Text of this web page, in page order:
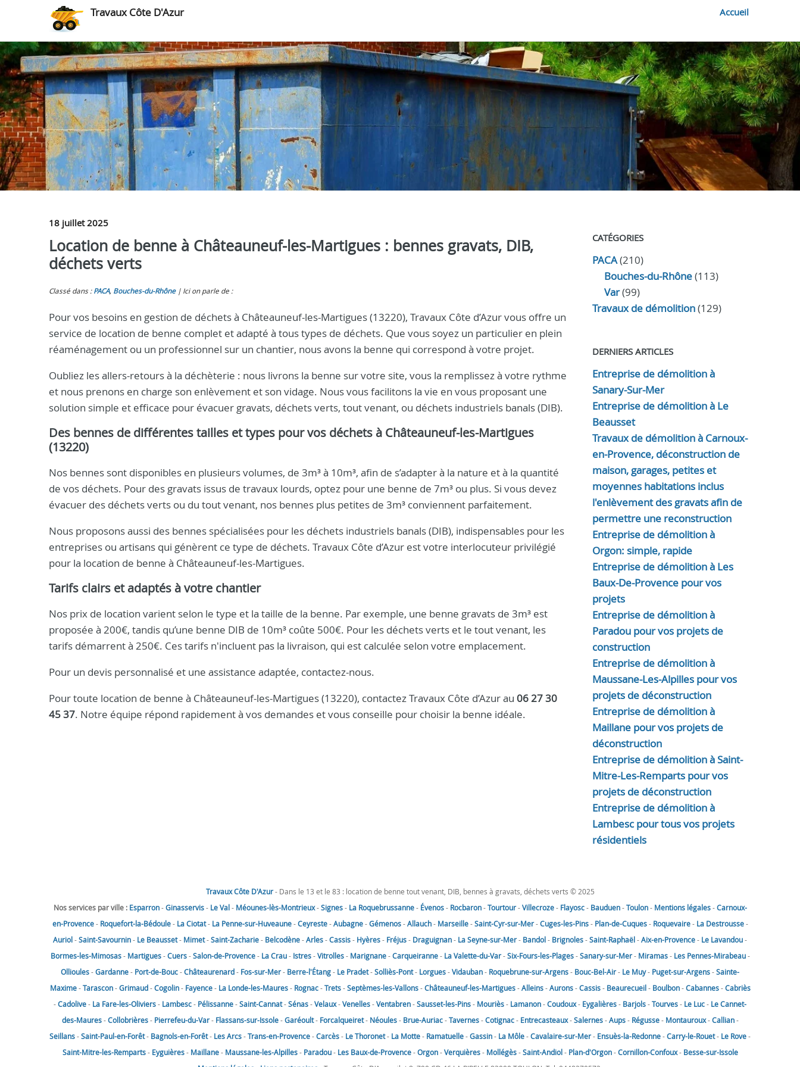
Travaux Côte D'Azur Accueil
18 juillet 2025
Location de benne à Châteauneuf-les-Martigues : bennes gravats, DIB,
déchets verts
Classé dans : PACA, Bouches-du-Rhône Ici on parle de :
Pour vos besoins en gestion de déchets à Châteauneuf-les-Martigues (13220), Travaux Côte d’Azur vous offre un
service de location de benne complet et adapté à tous types de déchets. Que vous soyez un particulier en plein
réaménagement ou un professionnel sur un chantier, nous avons la benne qui correspond à votre projet.
Oubliez les allers-retours à la déchèterie : nous livrons la benne sur votre site, vous la remplissez à votre rythme
et nous prenons en charge son enlèvement et son vidage. Nous vous facilitons la vie en vous proposant une
solution simple et efficace pour évacuer gravats, déchets verts, tout venant, ou déchets industriels banals (DIB).
Des bennes de différentes tailles et types pour vos déchets à Châteauneuf-les-Martigues
(13220)
Nos bennes sont disponibles en plusieurs volumes, de 3m³ à 10m³, afin de s’adapter à la nature et à la quantité
de vos déchets. Pour des gravats issus de travaux lourds, optez pour une benne de 7m³ ou plus. Si vous devez
évacuer des déchets verts ou du tout venant, nos bennes plus petites de 3m³ conviennent parfaitement.
Nous proposons aussi des bennes spécialisées pour les déchets industriels banals (DIB), indispensables pour les
entreprises ou artisans qui génèrent ce type de déchets. Travaux Côte d’Azur est votre interlocuteur privilégié
pour la location de benne à Châteauneuf-les-Martigues.
Tarifs clairs et adaptés à votre chantier
Nos prix de location varient selon le type et la taille de la benne. Par exemple, une benne gravats de 3m³ est
proposée à 200€, tandis qu’une benne DIB de 10m³ coûte 500€. Pour les déchets verts et le tout venant, les
tarifs démarrent à 250€. Ces tarifs n'incluent pas la livraison, qui est calculée selon votre emplacement.
Pour un devis personnalisé et une assistance adaptée, contactez-nous.
Pour toute location de benne à Châteauneuf-les-Martigues (13220), contactez Travaux Côte d’Azur au 06 27 30
45 37. Notre équipe répond rapidement à vos demandes et vous conseille pour choisir la benne idéale.
CATÉGORIES
PACA(210)
Bouches-du-Rhône(113)
Var(99)
Travaux de démolition(129)
DERNIERS ARTICLES
Entreprise de démolition à
Sanary-Sur-Mer
Entreprise de démolition à Le
Beausset
Travaux de démolition à Carnoux-
en-Provence, déconstruction de
maison, garages, petites et
moyennes habitations inclus
l'enlèvement des gravats afin de
permettre une reconstruction
Entreprise de démolition à
Orgon: simple, rapide
Entreprise de démolition à Les
Baux-De-Provence pour vos
projets
Entreprise de démolition à
Paradou pour vos projets de
construction
Entreprise de démolition à
Maussane-Les-Alpilles pour vos
projets de déconstruction
Entreprise de démolition à
Maillane pour vos projets de
déconstruction
Entreprise de démolition à Saint-
Mitre-Les-Remparts pour vos
projets de déconstruction
Entreprise de démolition à
Lambesc pour tous vos projets
résidentiels
Travaux Côte D'Azur- Dans le 13 et le 83 : location de benne tout venant, DIB, bennes à gravats, déchets verts © 2025
Nos services par ville : Esparron-Ginasservis- Le Val- Méounes-lès-Montrieux-Signes- La Roquebrussanne- Évenos- Rocbaron-Tourtour-Villecroze- Flayosc- Bauduen-Toulon- Mentions légales-Carnoux-
en-Provence- Roquefort-la-Bédoule- La Ciotat- La Penne-sur-Huveaune-Ceyreste-Aubagne-Gémenos-Allauch- Marseille-Saint-Cyr-sur-Mer-Cuges-les-Pins- Plan-de-Cuques- Roquevaire- La Destrousse-
Auriol-Saint-Savournin- Le Beausset- Mimet-Saint-Zacharie- Belcodène-Arles-Cassis- Hyères- Fréjus- Draguignan- La Seyne-sur-Mer- Bandol- Brignoles-Saint-Raphaël-Aix-en-Provence- Le Lavandou-
Bormes-les-Mimosas- Martigues-Cuers-Salon-de-Provence- La Crau- Istres-Vitrolles- Marignane-Carqueiranne- La Valette-du-Var-Six-Fours-les-Plages-Sanary-sur-Mer- Miramas- Les Pennes-Mirabeau-
Ollioules-Gardanne- Port-de-Bouc-Châteaurenard- Fos-sur-Mer- Berre-l'Étang- Le Pradet-Solliès-Pont- Lorgues-Vidauban- Roquebrune-sur-Argens- Bouc-Bel-Air- Le Muy- Puget-sur-Argens-Sainte-
Maxime-Tarascon-Grimaud-Cogolin- Fayence- La Londe-les-Maures- Rognac-Trets-Septèmes-les-Vallons-Châteauneuf-les-Martigues-Alleins-Aurons-Cassis- Beaurecueil- Boulbon-Cabannes-Cabriès
-Cadolive- La Fare-les-Oliviers- Lambesc- Pélissanne-Saint-Cannat-Sénas-Velaux-Venelles-Ventabren-Sausset-les-Pins- Mouriès- Lamanon-Coudoux- Eygalières- Barjols-Tourves- Le Luc- Le Cannet-
des-Maures-Collobrières- Pierrefeu-du-Var- Flassans-sur-Issole-Garéoult- Forcalqueiret- Néoules- Brue-Auriac-Tavernes-Cotignac- Entrecasteaux-Salernes-Aups- Régusse- Montauroux-Callian-
Seillans-Saint-Paul-en-Forêt- Bagnols-en-Forêt- Les Arcs-Trans-en-Provence-Carcès- Le Thoronet- La Motte- Ramatuelle-Gassin- La Môle-Cavalaire-sur-Mer- Ensuès-la-Redonne-Carry-le-Rouet- Le Rove-
Saint-Mitre-les-Remparts- Eyguières- Maillane- Maussane-les-Alpilles- Paradou- Les Baux-de-Provence-Orgon-Verquières- Mollégès-Saint-Andiol- Plan-d'Orgon-Cornillon-Confoux- Besse-sur-Issole